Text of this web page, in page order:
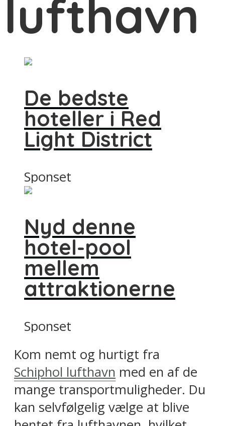
lufthavn
De bedste
hoteller i Red
Light District
Sponset
Nyd denne
hotel-pool
mellem
attraktionerne
Sponset
Kom nemt og hurtigt fra
Schiphol lufthavn med en af de
mange transportmuligheder. Du
kan selvfølgelig vælge at blive